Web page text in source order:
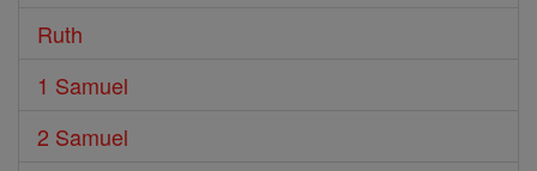
Ruth
1 Samuel
2 Samuel